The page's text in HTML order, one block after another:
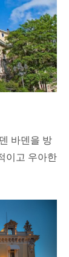
바덴을 방
이고 우아한